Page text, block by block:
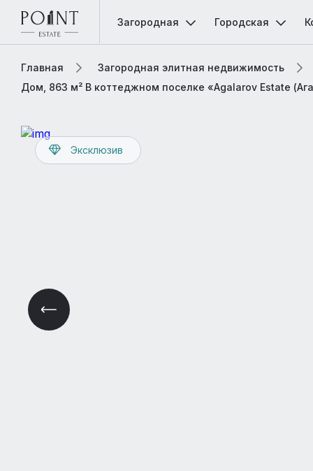
Загородная Городская
Главная
Загородная элитная недвижимость
Дом, 863 м² В коттеджном поселке «Agalarov Estate
Эксклюзив